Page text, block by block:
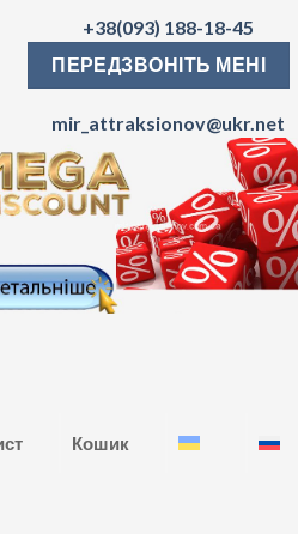
+38(093) 188-18-45
ПЕРЕДЗВОНІТЬ МЕНІ
mir_attraksionov@ukr.net
Кошик